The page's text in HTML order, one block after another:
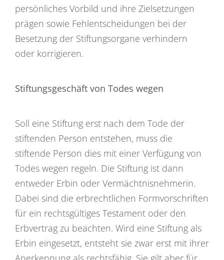
persönliches Vorbild und ihre Zielsetzungen
prägen sowie Fehlentscheidungen bei der
Besetzung der Stiftungsorgane verhindern
oder korrigieren.
Stiftungsgeschäft von Todes wegen
Soll eine Stiftung erst nach dem Tode der
stiftenden Person entstehen, muss die
stiftende Person dies mit einer Verfügung von
Todes wegen regeln. Die Stiftung ist dann
entweder Erbin oder Vermächtnisnehmerin.
Dabei sind die erbrechtlichen Formvorschriften
für ein rechtsgültiges Testament oder den
Erbvertrag zu beachten. Wird eine Stiftung als
Erbin eingesetzt, entsteht sie zwar erst mit ihrer